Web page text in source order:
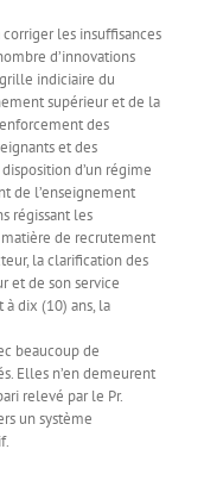
les insuffisances
d’innovations
indiciaire du
supérieur et de la
des
et des
d’un régime
de l’enseignement
régissant les
de recrutement
la clarification des
et de son service
dix (10) ans, la
beaucoup de
Elles n’en demeurent
relevé par le Pr.
un système